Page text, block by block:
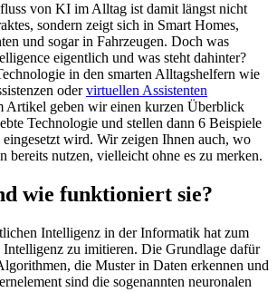
von KI im Alltag ist damit längst nicht
sondern zeigt sich in Smart Homes,
und sogar in Fahrzeugen. Doch was
eigentlich und was steht dahinter?
in den smarten Alltagshelfern wie
odervirtuellen Assistenten
Artikel geben wir einen kurzen Überblick
Technologie und stellen dann 6 Beispiele
wird. Wir zeigen Ihnen auch, wo
bereits nutzen, vielleicht ohne es zu merken.
wie funktioniert sie?
Intelligenz in der Informatik hat zum
Intelligenz zu imitieren. Die Grundlage dafür
die Muster in Daten erkennen und
sind die sogenannten neuronalen